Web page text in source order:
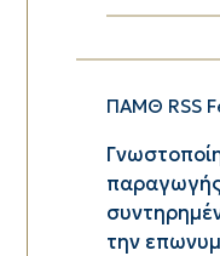
ΠΑΜΘ RSS
την